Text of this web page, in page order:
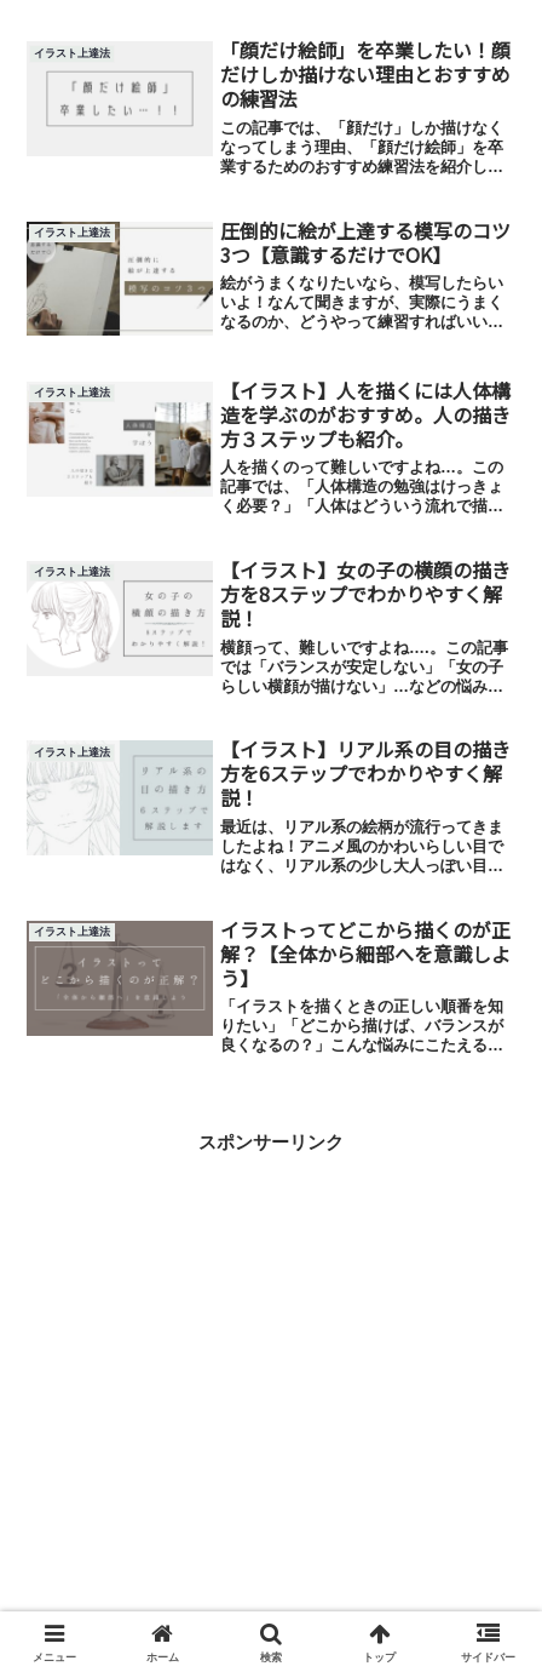
イラスト上達法
「顔だけ絵師」を卒業したい！顔
だけしか描けない理由とおすすめ
の練習法
この記事では、「顔だけ」しか描けなく
なってしまう理由、「顔だけ絵師」を卒
業するためのおすすめ練習法を紹介しま
でしたが、今回紹介する練習法を継続し
たことでかなり描けるようになりまし
た！
イラスト上達法
圧倒的に絵が上達する模写のコツ
3つ【意識するだけでOK】
絵がうまくなりたいなら、模写したらい
いよ！なんて聞きますが、実際にうまく
なるのか、どうやって練習すればいいの
コツ・模写する対象物など、模写に関す
る情報を紹介していきます。
イラスト上達法
【イラスト】人を描くには人体構
造を学ぶのがおすすめ。人の描き
方３ステップも紹介。
人を描くのって難しいですよね…。この
記事では、「人体構造の勉強はけっきょ
く必要？」「人体はどういう流れで描け
こたえます。今よりも人を上手に描ける
ようになりたい人におすすめの記事で
す。
イラスト上達法
【イラスト】女の子の横顔の描き
方を8ステップでわかりやすく解
説！
横顔って、難しいですよね….。この記事
では「バランスが安定しない」「女の子
らしい横顔が描けない」…などの悩みを
また、横顔をより女の子らしく見せるポ
イントもご紹介します。
イラスト上達法
【イラスト】リアル系の目の描き
方を6ステップでわかりやすく解
説！
最近は、リアル系の絵柄が流行ってきま
したよね！アニメ風のかわいらしい目で
はなく、リアル系の少し大人っぽい目に
リアル系の目の描き方を6ステップでわか
りやすく解説します。
イラスト上達法
イラストってどこから描くのが正
解？【全体から細部へを意識しよ
う】
「イラストを描くときの正しい順番を知
りたい」「どこから描けば、バランスが
良くなるの？」こんな悩みにこたえる記
な描く順番を解説！
スポンサーリンク
メニュー ホーム 検索 トップ サイドバー